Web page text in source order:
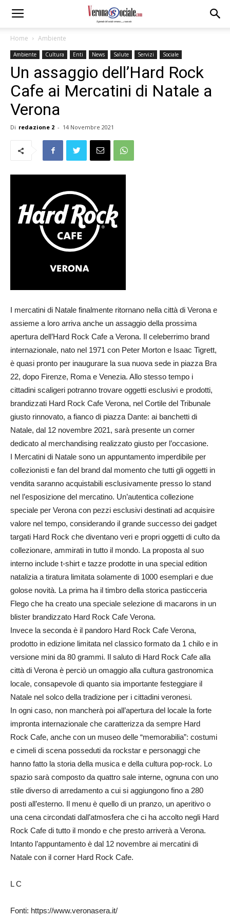
Home Ambiente
Ambiente Cultura Enti News Salute Servizi Sociale
Un assaggio dell’Hard Rock
Cafe ai Mercatini di Natale a
Verona
Di redazione 2 - 14 Novembre 2021
I mercatini di Natale finalmente ritornano nella città di Verona e
assieme a loro arriva anche un assaggio della prossima
apertura dell’Hard Rock Cafe a Verona. Il celeberrimo brand
internazionale, nato nel 1971 con Peter Morton e Isaac Tigrett,
è quasi pronto per inaugurare la sua nuova sede in piazza Bra
22, dopo Firenze, Roma e Venezia. Allo stesso tempo i
cittadini scaligeri potranno trovare oggetti esclusivi e prodotti,
brandizzati Hard Rock Cafe Verona, nel Cortile del Tribunale
giusto rinnovato, a fianco di piazza Dante: ai banchetti di
Natale, dal 12 novembre 2021, sarà presente un corner
dedicato al merchandising realizzato giusto per l’occasione.
I Mercatini di Natale sono un appuntamento imperdibile per
collezionisti e fan del brand dal momento che tutti gli oggetti in
vendita saranno acquistabili esclusivamente presso lo stand
nel l’esposizione del mercatino. Un’autentica collezione
speciale per Verona con pezzi esclusivi destinati ad acquisire
valore nel tempo, considerando il grande successo dei gadget
targati Hard Rock che diventano veri e propri oggetti di culto da
collezionare, ammirati in tutto il mondo. La proposta al suo
interno include t-shirt e tazze prodotte in una special edition
natalizia a tiratura limitata solamente di 1000 esemplari e due
golose novità. La prima ha il timbro della storica pasticceria
Flego che ha creato una speciale selezione di macarons in un
blister brandizzato Hard Rock Cafe Verona.
Invece la seconda è il pandoro Hard Rock Cafe Verona,
prodotto in edizione limitata nel classico formato da 1 chilo e in
versione mini da 80 grammi. Il saluto di Hard Rock Cafe alla
città di Verona è perciò un omaggio alla cultura gastronomica
locale, consapevole di quanto sia importante festeggiare il
Natale nel solco della tradizione per i cittadini veronesi.
In ogni caso, non mancherà poi all’apertura del locale la forte
impronta internazionale che caratterizza da sempre Hard
Rock Cafe, anche con un museo delle “memorabilia”: costumi
e cimeli di scena posseduti da rockstar e personaggi che
hanno fatto la storia della musica e della cultura pop-rock. Lo
spazio sarà composto da quattro sale interne, ognuna con uno
stile diverso di arredamento a cui si aggiungono fino a 280
posti all’esterno. Il menu è quello di un pranzo, un aperitivo o
una cena circondati dall’atmosfera che ci ha accolto negli Hard
Rock Cafe di tutto il mondo e che presto arriverà a Verona.
Intanto l’appuntamento è dal 12 novembre ai mercatini di
Natale con il corner Hard Rock Cafe.
L C
Fonti: https://www.veronasera.it/